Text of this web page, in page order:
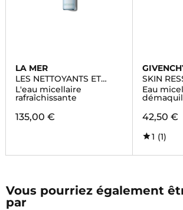
LA MER
LES NETTOYANTS ET
TONIQUES
L'eau micellaire
rafraîchissante
135,00 €
SKIN
Eau
42,50 €
1 (1)
Vous pourriez également
par